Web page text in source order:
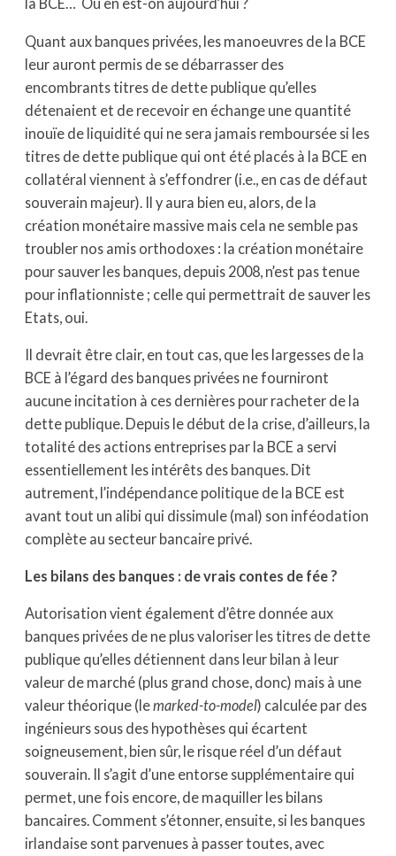
Quant aux banques privées, les manoeuvres de la BCE
leur auront permis de se débarrasser des
encombrants titres de dette publique qu’elles
détenaient et de recevoir en échange une quantité
inouïe de liquidité qui ne sera jamais remboursée si les
titres de dette publique qui ont été placés à la BCE en
collatéral viennent à s’effondrer (i.e., en cas de défaut
souverain majeur). Il y aura bien eu, alors, de la
création monétaire massive mais cela ne semble pas
troubler nos amis orthodoxes : la création monétaire
pour sauver les banques, depuis 2008, n’est pas tenue
pour inflationniste ; celle qui permettrait de sauver les
Etats, oui.
Il devrait être clair, en tout cas, que les largesses de la
BCE à l’égard des banques privées ne fourniront
aucune incitation à ces dernières pour racheter de la
dette publique. Depuis le début de la crise, d’ailleurs, la
totalité des actions entreprises par la BCE a servi
essentiellement les intérêts des banques. Dit
autrement, l’indépendance politique de la BCE est
avant tout un alibi qui dissimule (mal) son inféodation
complète au secteur bancaire privé.
Les bilans des banques : de vrais contes de fée ?
Autorisation vient également d’être donnée aux
banques privées de ne plus valoriser les titres de dette
publique qu’elles détiennent dans leur bilan à leur
valeur de marché (plus grand chose, donc) mais à une
valeur théorique (lemarked-to-model) calculée par des
ingénieurs sous des hypothèses qui écartent
soigneusement, bien sûr, le risque réel d’un défaut
souverain. Il s’agit d’une entorse supplémentaire qui
permet, une fois encore, de maquiller les bilans
bancaires. Comment s’étonner, ensuite, si les banques
irlandaise sont parvenues à passer toutes, avec